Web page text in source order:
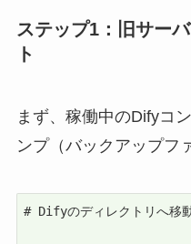
ステップ1：旧サー
ト
まず、稼働中のDifyコ
ンプ（バックアップフ
# Difyのディレクトリへ